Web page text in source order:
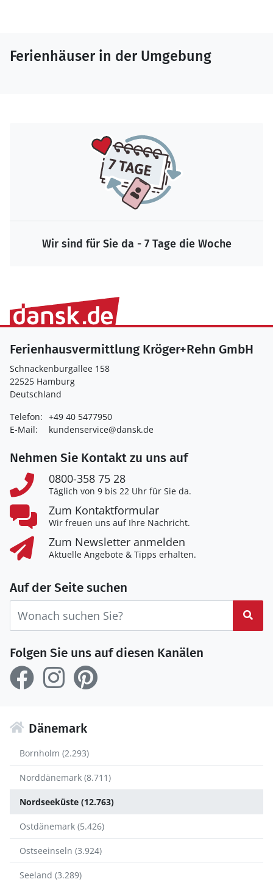
Ferienhäuser in der Umgebung
Wir sind für Sie da - 7 Tage die Woche
Ferienhausvermittlung Kröger+Rehn GmbH
Schnackenburgallee 158
22525 Hamburg
Deutschland
Telefon: +49 40 5477950
E-Mail:
kundenservice@dansk.de
Nehmen Sie Kontakt zu uns auf
0800-358 75 28
Täglich von 9 bis 22 Uhr für Sie da.
Zum Kontaktformular
Wir freuen uns auf Ihre Nachricht.
Zum Newsletter anmelden
Aktuelle Angebote & Tipps erhalten.
Auf der Seite suchen
Folgen Sie uns auf diesen Kanälen
Dänemark
Bornholm (2.293)
Norddänemark (8.711)
Nordseeküste (12.763)
Ostdänemark (5.426)
Ostseeinseln (3.924)
Seeland (3.289)